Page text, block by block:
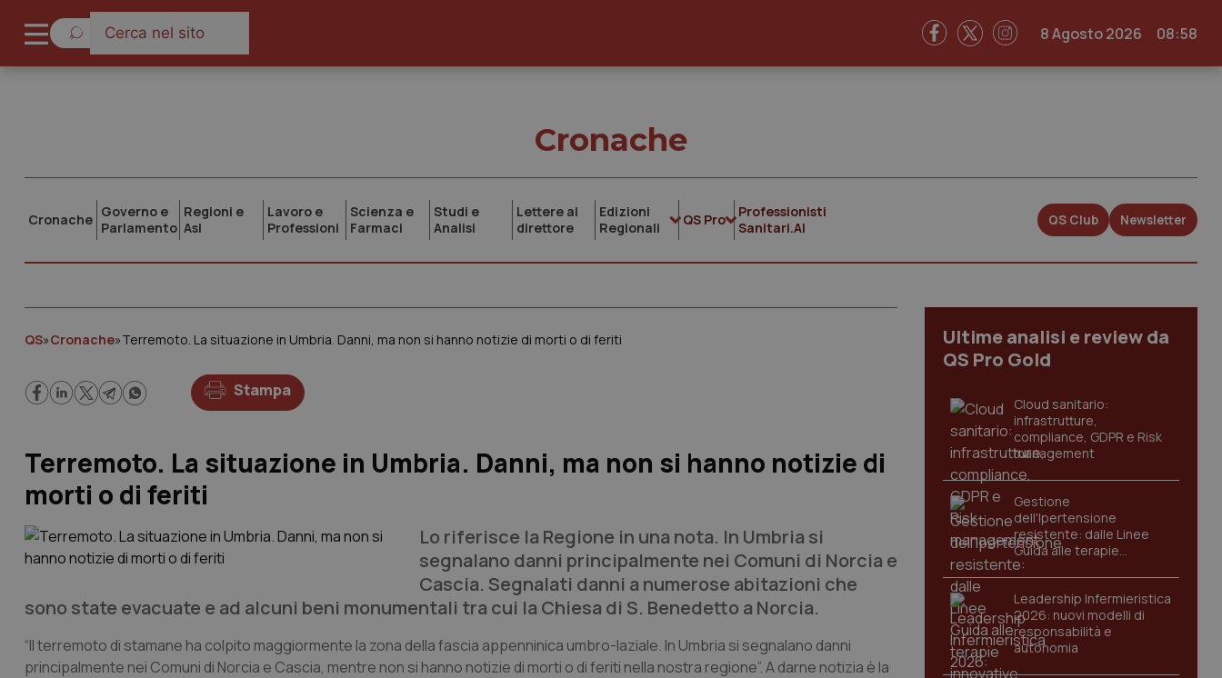
8 Agosto 2026 08:58
Cronache
Cronache Governo e
Parlamento
Regioni e
Asl
Lavoro e
Professioni
Scienza e
Farmaci
Studi e
Analisi
Lettere al
direttore
Edizioni
Regionali
QS Pro
Professionisti
Sanitari.AI
QS Club Newsletter
QS»Cronache»Terremoto. La situazione in Umbria. Danni, ma non si hanno notizie di morti o di feriti
Stampa
Terremoto. La situazione in Umbria. Danni, ma non si hanno notizie di
morti o di feriti
Lo riferisce la Regione in una nota. In Umbria si
segnalano danni principalmente nei Comuni di Norcia e
Cascia. Segnalati danni a numerose abitazioni che
sono state evacuate e ad alcuni beni monumentali tra cui la Chiesa di S. Benedetto a Norcia.
“Il terremoto di stamane ha colpito maggiormente la zona della fascia appenninica umbro-laziale. In Umbria si segnalano danni
principalmente nei Comuni di Norcia e Cascia, mentre non si hanno notizie di morti o di feriti nella nostra regione”. A darne notizia è la
Ultime analisi e review da
QS Pro Gold
Cloud sanitario:
infrastrutture,
compliance, GDPR e Risk
management
Gestione
dell'Ipertensione
resistente: dalle Linee
Guida alle terapie
innovative
Leadership Infermieristica
2026: nuovi modelli di
responsabilità e
autonomia